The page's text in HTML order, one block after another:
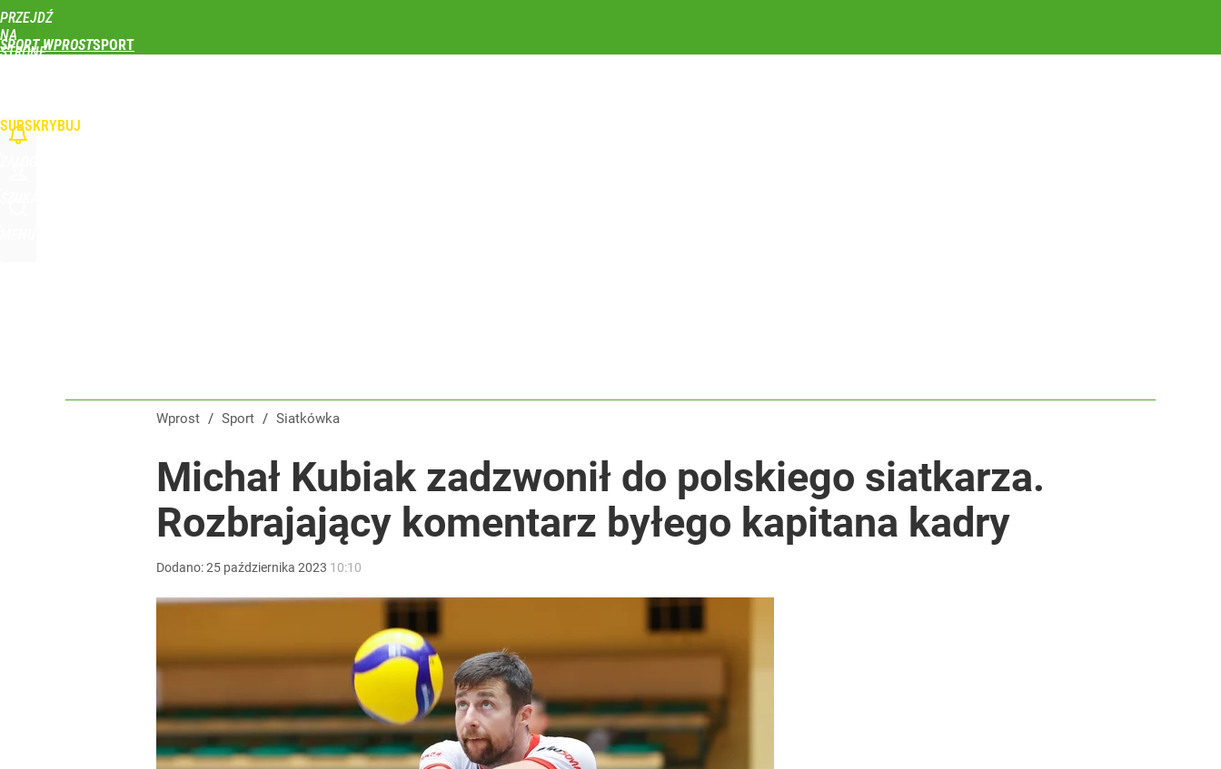
PRZEJDŹ
NA
STRONĘ
SPORT WPROST
SUBSKRYBUJ
Wprost / Sport / Siatkówka
Michał Kubiak zadzwonił do polskiego siatkarza.
Rozbrajający komentarz byłego kapitana kadry
Dodano:25 października 2023 10:10